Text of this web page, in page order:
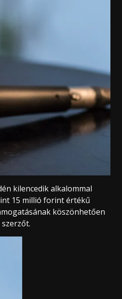
kilencedik alkalommal
15 millió forint értékű
köszönhetően